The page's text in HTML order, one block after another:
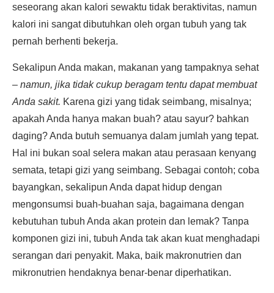
seseorang akan kalori sewaktu tidak beraktivitas, namun
kalori ini sangat dibutuhkan oleh organ tubuh yang tak
pernah berhenti bekerja.
Sekalipun Anda makan, makanan yang tampaknya sehat
– namun, jika tidak cukup beragam tentu dapat membuat
Anda sakit. Karena gizi yang tidak seimbang, misalnya;
apakah Anda hanya makan buah? atau sayur? bahkan
daging? Anda butuh semuanya dalam jumlah yang tepat.
Hal ini bukan soal selera makan atau perasaan kenyang
semata, tetapi gizi yang seimbang. Sebagai contoh; coba
bayangkan, sekalipun Anda dapat hidup dengan
mengonsumsi buah-buahan saja, bagaimana dengan
kebutuhan tubuh Anda akan protein dan lemak? Tanpa
komponen gizi ini, tubuh Anda tak akan kuat menghadapi
serangan dari penyakit. Maka, baik makronutrien dan
mikronutrien hendaknya benar-benar diperhatikan.